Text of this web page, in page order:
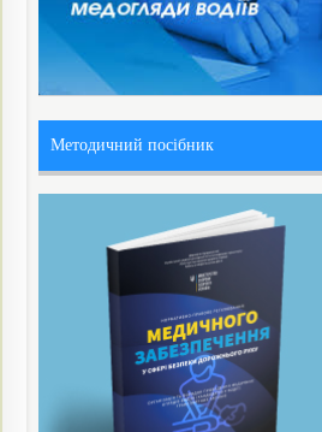
Методичний посібник